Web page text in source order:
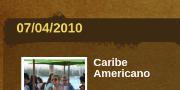
07/04/2010
Caribe
Americano